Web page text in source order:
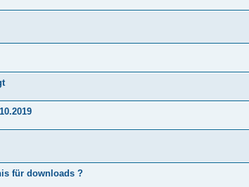
für downloads ?